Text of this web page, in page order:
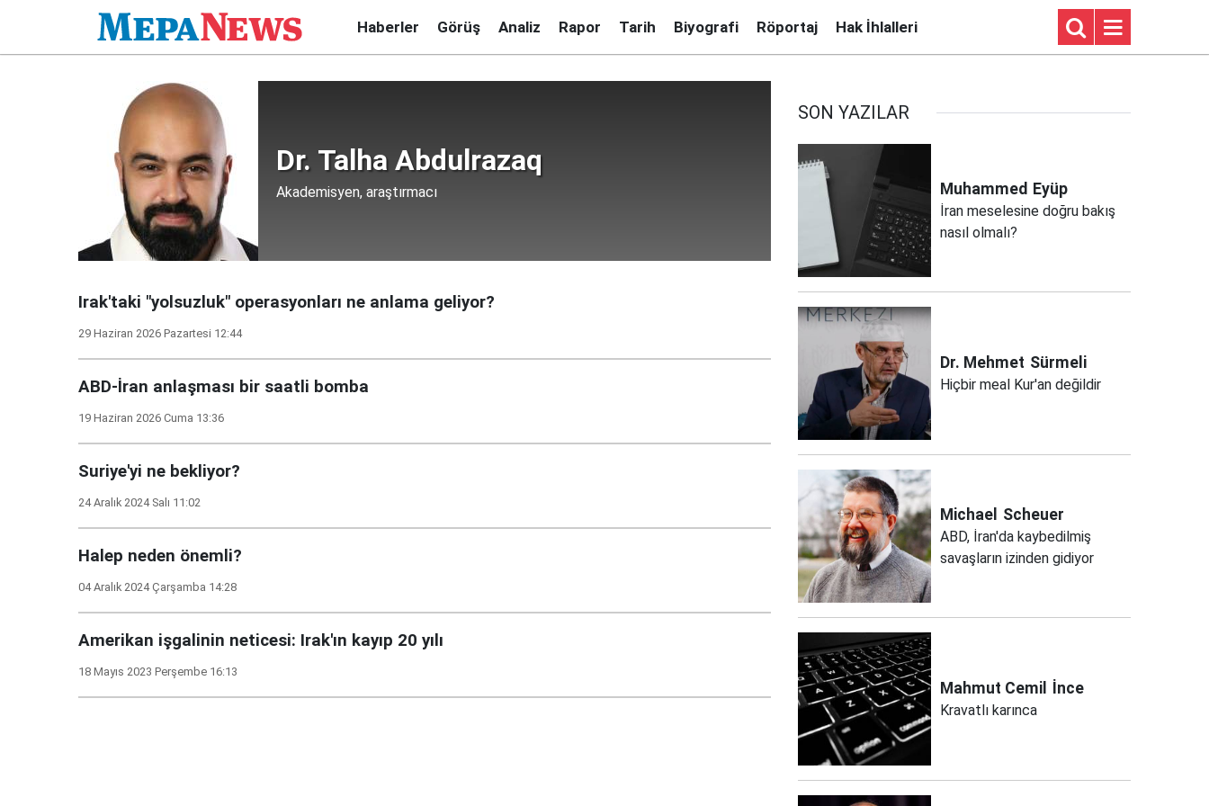
Haberler Görüş Analiz Rapor Tarih Biyografi Röportaj Hak İhlalleri
Dr. Talha Abdulrazaq
Akademisyen, araştırmacı
Irak'taki "yolsuzluk" operasyonları ne anlama geliyor?
29 Haziran 2026 Pazartesi 12:44
ABD-İran anlaşması bir saatli bomba
19 Haziran 2026 Cuma 13:36
Suriye'yi ne bekliyor?
24 Aralık 2024 Salı 11:02
Halep neden önemli?
04 Aralık 2024 Çarşamba 14:28
Amerikan işgalinin neticesi: Irak'ın kayıp 20 yılı
18 Mayıs 2023 Perşembe 16:13
SON YAZILAR
Muhammed Eyüp
İran meselesine doğru bakış
nasıl olmalı?
Dr. Mehmet Sürmeli
Hiçbir meal Kur'an değildir
Michael Scheuer
ABD, İran'da kaybedilmiş
savaşların izinden gidiyor
Mahmut Cemil İnce
Kravatlı karınca